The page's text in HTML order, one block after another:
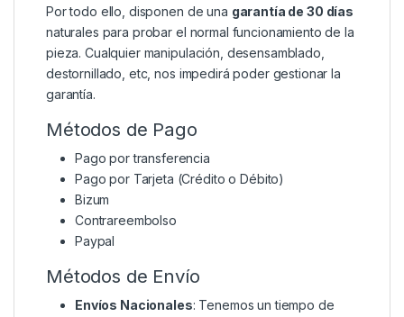
Por todo ello, disponen de una garantía de 30 días
naturales para probar el normal funcionamiento de la
pieza. Cualquier manipulación, desensamblado,
destornillado, etc, nos impedirá poder gestionar la
garantía.
Métodos de Pago
Pago por transferencia
Pago por Tarjeta (Crédito o Débito)
Bizum
Contrareembolso
Paypal
Métodos de Envío
Envíos Nacionales: Tenemos un tiempo de